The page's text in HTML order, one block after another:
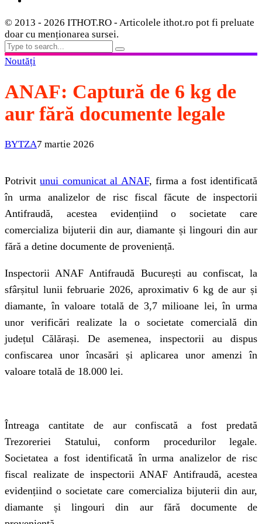
© 2013 - 2026 ITHOT.RO - Articolele ithot.ro pot fi preluate
doar cu menționarea sursei.
Noutăți
ANAF: Captură de 6 kg de
aur fără documente legale
BYTZA7 martie 2026
Potrivitunui comunicat al ANAF, firma a fost identificată
în urma analizelor de risc fiscal făcute de inspectorii
Antifraudă, acestea evidențiind o societate care
comercializa bijuterii din aur, diamante și lingouri din aur
fără a detine documente de proveniență.
Inspectorii ANAF Antifraudă București au confiscat, la
sfârșitul lunii februarie 2026, aproximativ 6 kg de aur și
diamante, în valoare totală de 3,7 milioane lei, în urma
unor verificări realizate la o societate comercială din
județul Călărași. De asemenea, inspectorii au dispus
confiscarea unor încasări și aplicarea unor amenzi în
valoare totală de 18.000 lei.
Întreaga cantitate de aur confiscată a fost predată
Trezoreriei Statului, conform procedurilor legale.
Societatea a fost identificată în urma analizelor de risc
fiscal realizate de inspectorii ANAF Antifraudă, acestea
evidențiind o societate care comercializa bijuterii din aur,
diamante și lingouri din aur fără documente de